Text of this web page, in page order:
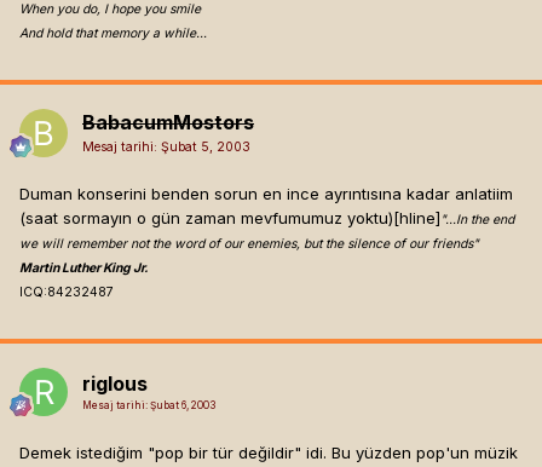
When you do, I hope you smile
And hold that memory a while…
BabacumMostors
Mesaj tarihi: Şubat 5, 2003
Duman konserini benden sorun en ince ayrıntısına kadar anlatiim
(saat sormayın o gün zaman mevfumumuz yoktu)[hline] "...In the end
we will remember not the word of our enemies, but the silence of our friends"
Martin Luther King Jr.
ICQ:84232487
riglous
Mesaj tarihi: Şubat 6, 2003
Demek istediğim "pop bir tür değildir" idi. Bu yüzden pop'un müzik